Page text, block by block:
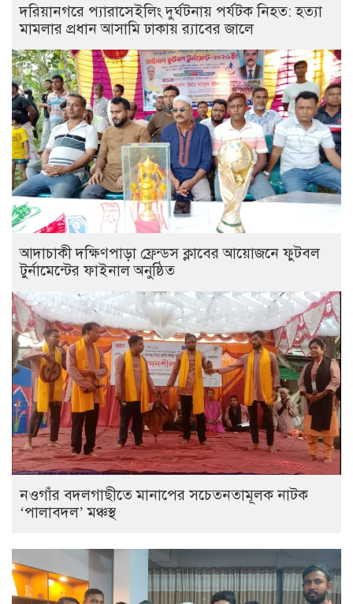
দরিয়ানগরে প্যারাসেইলিং দুর্ঘটনায় পর্যটক নিহত: হত্যা
মামলার প্রধান আসামি ঢাকায় র‌্যাবের জালে
আদাচাকী দক্ষিণপাড়া ফ্রেন্ডস ক্লাবের আয়োজনে ফুটবল
টুর্নামেন্টের ফাইনাল অনুষ্ঠিত
নওগাঁর বদলগাছীতে মানাপের সচেতনতামূলক নাটক
‘পালাবদল’ মঞ্চস্থ